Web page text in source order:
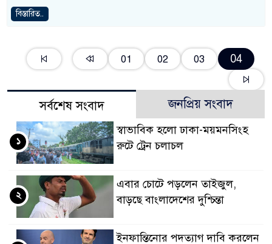
বিস্তারিত..
01 02 03 04
সর্বশেষ সংবাদ জনপ্রিয় সংবাদ
স্বাভাবিক হলো ঢাকা-ময়মনসিংহ
রুটে ট্রেন চলাচল
১
এবার চোটে পড়লেন তাইজুল,
বাড়ছে বাংলাদেশের দুশ্চিন্তা
২
ইনফান্তিনোর পদত্যাগ দাবি করলেন